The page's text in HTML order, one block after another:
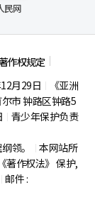
民网
作权规定
月29日
《亚洲
市钟路区钟路5
青少年保护负责
领。
本网站所
作权法》 保护,
邮件 :